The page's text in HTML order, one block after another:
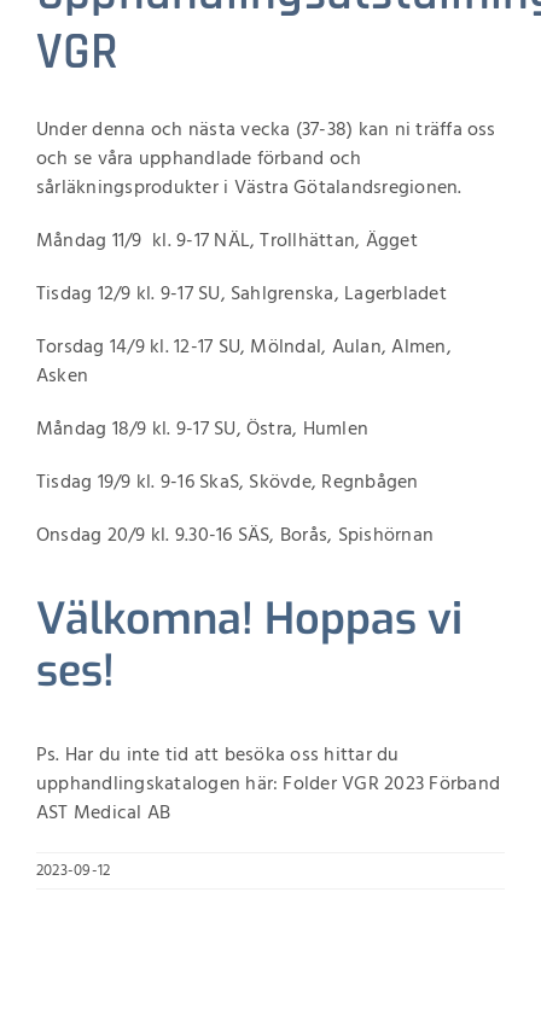
VGR
Under denna och nästa vecka (37-38) kan ni träffa oss
och se våra upphandlade förband och
sårläkningsprodukter i Västra Götalandsregionen.
Måndag 11/9 kl. 9-17 NÄL, Trollhättan, Ägget
Tisdag 12/9 kl. 9-17 SU, Sahlgrenska, Lagerbladet
Torsdag 14/9 kl. 12-17 SU, Mölndal, Aulan, Almen,
Asken
Måndag 18/9 kl. 9-17 SU, Östra, Humlen
Tisdag 19/9 kl. 9-16 SkaS, Skövde, Regnbågen
Onsdag 20/9 kl. 9.30-16 SÄS, Borås, Spishörnan
Välkomna! Hoppas vi
ses!
Ps. Har du inte tid att besöka oss hittar du
upphandlingskatalogen här: Folder VGR 2023 Förband
AST Medical AB
2023-09-12